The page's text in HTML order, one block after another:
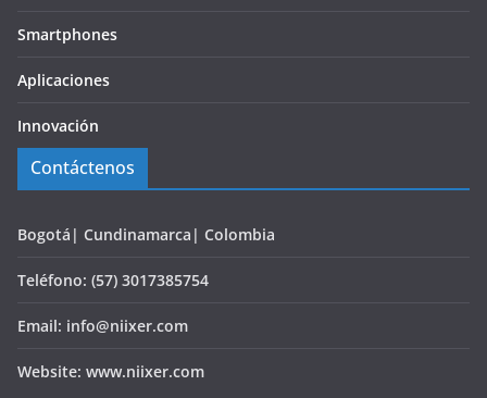
Smartphones
Aplicaciones
Innovación
Contáctenos
Bogotá| Cundinamarca| Colombia
Teléfono: (57) 3017385754
Email: info@niixer.com
Website: www.niixer.com